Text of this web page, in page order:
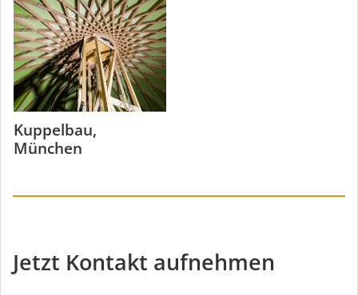
Kuppelbau,
München
Jetzt Kontakt aufnehmen